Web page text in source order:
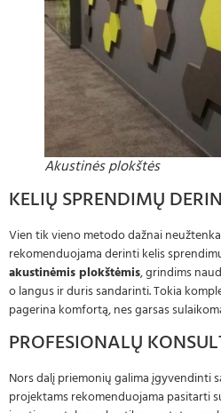
Akustinės plokštės
KELIŲ SPRENDIMŲ
Vien tik vieno metodo dažnai
rekomenduojama derinti kelis
akustinėmis plokštėmis, grindims
o langus ir duris sandarinti. Tokia
pagerina komfortą, nes garsas
PROFESIONALŲ
Nors dalį priemonių galima įgyvendinti
projektams rekomenduojama pasitarti